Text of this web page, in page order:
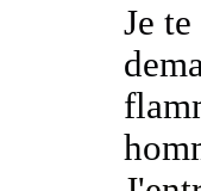
Je